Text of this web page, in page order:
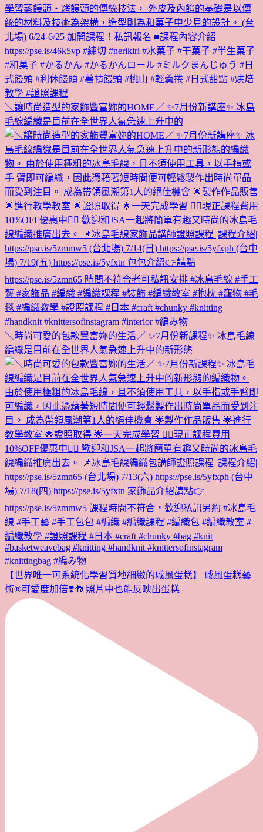
＼讓時尚造型的家飾豐富妳的HOME／ ✨7月份新講座✨ 冰島
毛線編織是目前在全世界人氣急速上升中的
＼時尚可愛的包款豐富妳的生活／ ✨7月份新課程✨ 冰島毛線
編織是目前在全世界人氣急速上升中的新形態
【世界唯一可系統化學習質地細緻的戚風蛋糕】 戚風蛋糕藝
術®︎可愛度加倍❣️🎁 照片中也能反映出蛋糕